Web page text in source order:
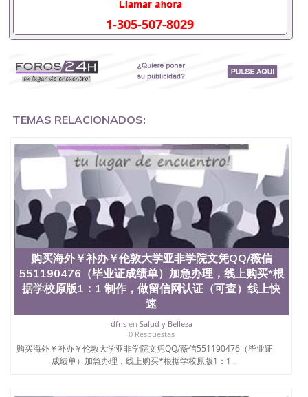
递交材料不齐而被拒之门外551190476您是否因没正
常毕业而导致回国得不到教育部认证在校挂科了不想
读了,成绩不理想毕不了业怎么办551190476找工作没
如何办理本科/硕士毕业证551190476网上买文凭可靠
吗551190476哪里可以买国外文凭551190476国外本
可以制作美国毕业证551190476哪里可以办理澳洲毕
551190476哪里可以办理加拿大毕业证551190476申
请学校办理假的毕业证成绩单可以吗551190476哪里
可以办理水印成绩单551190476哪里可以修改成绩单
GPA分数551190476假毕业证能查出来吗551190476
假文凭网上能查到吗551190476 如何拿到国外毕业证
QQ微信551190476办假大学毕业证QQ微信551190476
国外毕业证去哪认证QQ微信551190476找毕业证封皮
QQ微信551190476国外毕业证外壳定制QQ微信
551190476快速代办国外毕业证QQ微信551190476快
速拿到国外文凭QQ微信551190476国外留学文凭认证
QQ微信551190476国外文凭回国认证QQ微信
551190476泰国文凭办理QQ微信551190476法国留学
回国证明QQ微信551190476 国外烫金照片QQ微信
551190476外国文凭在中国有用吗QQ微信551190476
德国留学回国证明QQ微信551190476爱尔兰留学回国
证明QQ微信551190476国外硕士文凭办理QQ微信
551190476 网上买文凭可靠吗QQ微信551190476买国
外文凭质量QQ微信551190476国外本科毕业证怎么办
1-305-507-8029
TEMAS RELACIONADOS:
购买海外￥补办￥伦敦大学亚非学院文凭QQ/薇信
551190476（毕业证成绩单）加急办理，线上购买*根
据学校原版1：1 制作，做留信网认证（可查）线上快
速
dfnsen Salud y Belleza
0 Respuestas
购买海外￥补办￥伦敦大学亚非学院文凭QQ/薇信551190476（毕业证
成绩单）加急办理，线上购买*根据学校原版1：1...